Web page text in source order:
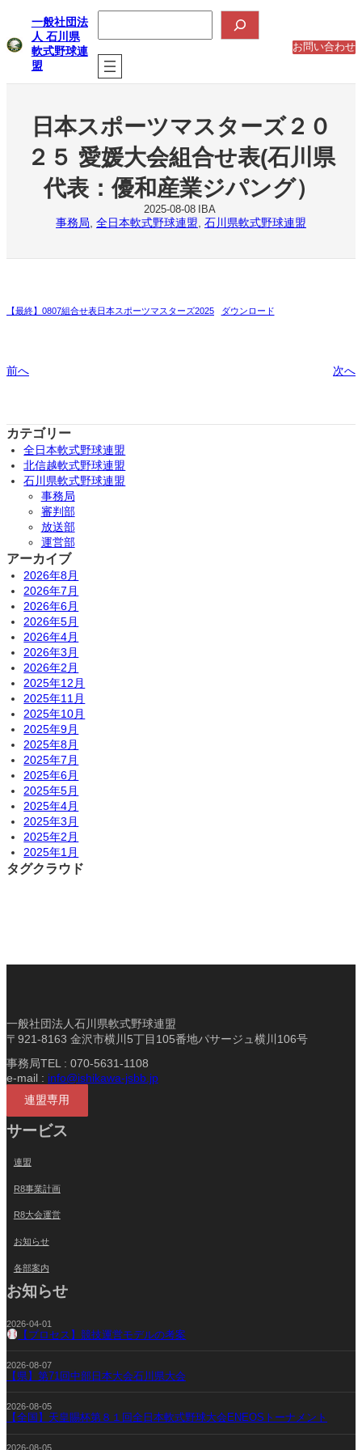
を
一般社団法
人 石川県
軟式野球連
盟
検
お問い合わせ
日本スポーツマスターズ２０
２５ 愛媛大会組合せ表(石川県
代表：優和産業ジパング）
2025-08-08 IBA
事務局 全日本軟式野球連盟 石川県軟式野球連盟
【最終】0807組合せ表日本スポーツマスターズ2025 ダウンロード
前へ 次へ
カテゴリー
全日本軟式野球連盟
北信越軟式野球連盟
石川県軟式野球連盟
事務局
審判部
放送部
運営部
アーカイブ
2026年8月
2026年7月
2026年6月
2026年5月
2026年4月
2026年3月
2026年2月
2025年12月
2025年11月
2025年10月
2025年9月
2025年8月
2025年7月
2025年6月
2025年5月
2025年4月
2025年3月
2025年2月
2025年1月
タグクラウド
一般社団法人石川県軟式野球連盟
〒921-8163 金沢市横川5丁目105番地パサージュ横川106号
事務局TEL : 070-5631-1108
e-mail : info@ishikawa-jsbb.jp
連盟専用
サービス
連盟
R8事業計画
R8大会運営
お知らせ
各部案内
お知らせ
2026-04-01
【プロセス】競技運営モデルの考案
2026-08-07
【県】第71回中部日本大会石川県大会
2026-08-05
【全国】天皇賜杯第８１回全日本軟式野球大会ENEOSトーナメント
2026-08-05